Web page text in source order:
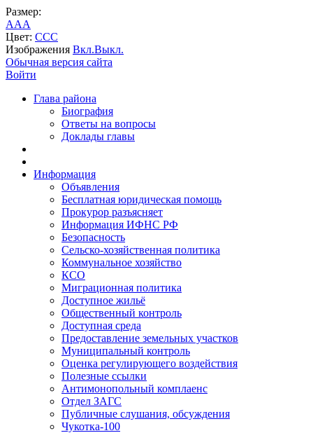
Размер:
AAA
Цвет: CCC
Изображения Вкл.Выкл.
Обычная версия сайта
Войти
Глава района
Биография
Ответы на вопросы
Доклады главы
Информация
Объявления
Бесплатная юридическая помощь
Прокурор разъясняет
Информация ИФНС РФ
Безопасность
Сельско-хозяйственная политика
Коммунальное хозяйство
КСО
Миграционная политика
Доступное жильё
Общественный контроль
Доступная среда
Предоставление земельных участков
Муниципальный контроль
Оценка регулирующего воздействия
Полезные ссылки
Антимонопольный комплаенс
Отдел ЗАГС
Публичные слушания, обсуждения
Чукотка-100